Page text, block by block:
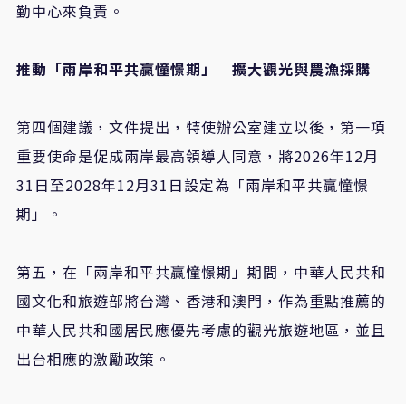
勤中心來負責。
推動「兩岸和平共贏憧憬期」 擴大觀光與農漁採購
第四個建議，文件提出，特使辦公室建立以後，第一項
重要使命是促成兩岸最高領導人同意，將2026年12月
31日至2028年12月31日設定為「兩岸和平共贏憧憬
期」。
第五，在「兩岸和平共贏憧憬期」期間，中華人民共和
國文化和旅遊部將台灣、香港和澳門，作為重點推薦的
中華人民共和國居民應優先考慮的觀光旅遊地區，並且
出台相應的激勵政策。